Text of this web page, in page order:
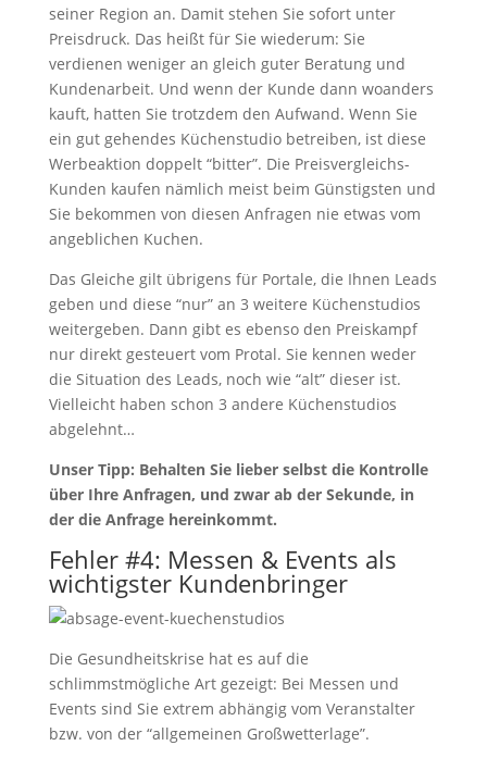
seiner Region an. Damit stehen Sie sofort unter
Preisdruck. Das heißt für Sie wiederum: Sie
verdienen weniger an gleich guter Beratung und
Kundenarbeit. Und wenn der Kunde dann woanders
kauft, hatten Sie trotzdem den Aufwand. Wenn Sie
ein gut gehendes Küchenstudio betreiben, ist diese
Werbeaktion doppelt “bitter”. Die Preisvergleichs-
Kunden kaufen nämlich meist beim Günstigsten und
Sie bekommen von diesen Anfragen nie etwas vom
angeblichen Kuchen.
Das Gleiche gilt übrigens für Portale, die Ihnen Leads
geben und diese “nur” an 3 weitere Küchenstudios
weitergeben. Dann gibt es ebenso den Preiskampf
nur direkt gesteuert vom Protal. Sie kennen weder
die Situation des Leads, noch wie “alt” dieser ist.
Vielleicht haben schon 3 andere Küchenstudios
abgelehnt…
Unser Tipp: Behalten Sie lieber selbst die Kontrolle
über Ihre Anfragen, und zwar ab der Sekunde, in
der die Anfrage hereinkommt.
Fehler #4: Messen & Events als
wichtigster Kundenbringer
Die Gesundheitskrise hat es auf die
schlimmstmögliche Art gezeigt: Bei Messen und
Events sind Sie extrem abhängig vom Veranstalter
bzw. von der “allgemeinen Großwetterlage”.